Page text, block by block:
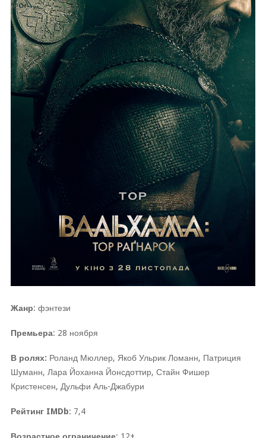
Жанр: фэнтези
Премьера: 28 ноября
В ролях: Роланд Мюллер, Якоб Ульрик Ломанн, Патриция
Шуманн, Лара Йоханна Йонсдоттир, Стайн Фишер
Кристенсен, Дульфи Аль-Джабури
Рейтинг IMDb: 7,4
Возрастное ограничение: 12+